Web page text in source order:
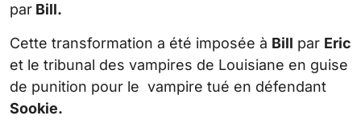
par Bill.
Cette transformation a été imposée à Bill par Eric
et le tribunal des vampires de Louisiane en guise
de punition pour le vampire tué en défendant
Sookie.